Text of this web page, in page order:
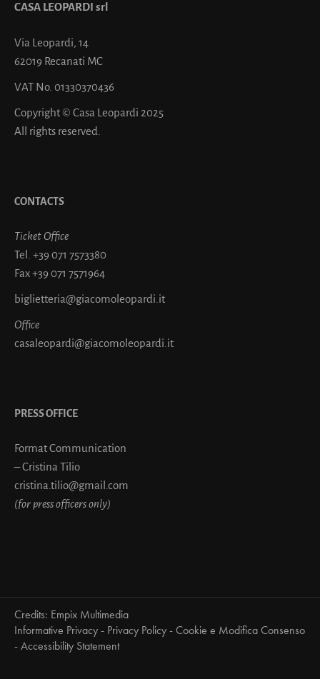
CASA LEOPARDI srl
Via Leopardi, 14
62019 Recanati MC
VAT No. 01330370436
Copyright © Casa Leopardi 2025
All rights reserved.
CONTACTS
Ticket Office
Tel. +39 071 7573380
Fax+39 071 7571964
biglietteria@giacomoleopardi.it
Office
casaleopardi@giacomoleopardi.it
PRESS OFFICE
Format Communication
– Cristina Tilio
cristina.tilio@gmail.com
(for press officers only)
Credits: Empix Multimedia
Informative Privacy - Privacy Policy - Cookie e Modifica Consenso
- Accessibility Statement